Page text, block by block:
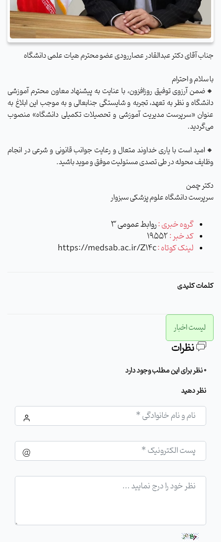
جناب آقای دکتر عبدالقادر عصاررودی عضو محترم هیات علمی دانشگاه
با سلام و احترام
🔸ضمن آرزوی توفیق روزافزون، با عنایت به پیشنهاد معاون محترم آموزشی
دانشگاه و نظر به تعهد، تجربه و شایستگی جنابعالی و به موجب این ابلاغ به
عنوان «سرپرست مدیریت آموزشی و تحصیلات تکمیلی دانشگاه» منصوب
می‌گردید.
🔸امید است با یاری خداوند متعال و رعایت جوانب قانونی و شرعی در انجام
وظایف محوله در طی تصدی مسئولیت موفق و موید باشید.
دکتر چمن
سرپرست دانشگاه علوم پزشکی سبزوار
گروه خبری :روابط عمومی 3
کد خبر :19552
لینک کوتاه :https://medsab.ac.ir/Z14c
کلمات کلیدی
لیست اخبار
نظرات
0 نظر برای این مطلب وجود دارد
نظر دهید